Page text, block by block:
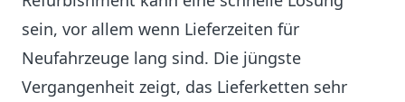
sein, vor allem wenn Lieferzeiten für
Neufahrzeuge lang sind. Die jüngste
Vergangenheit zeigt, das Lieferketten sehr